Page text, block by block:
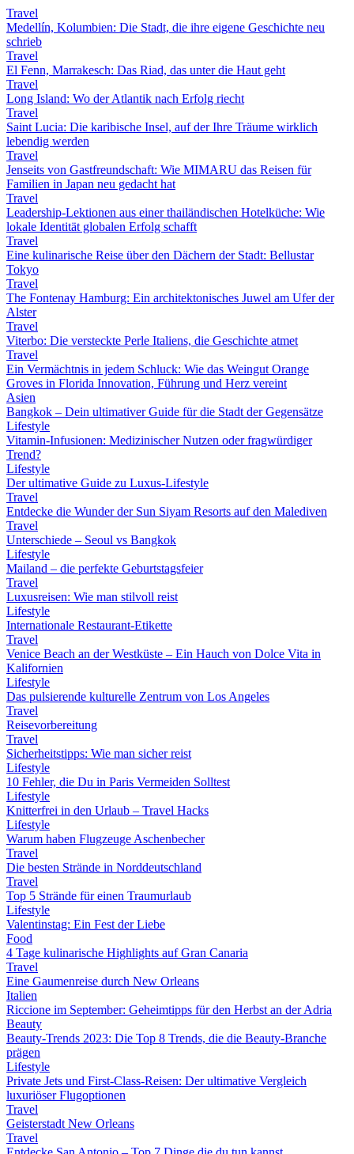
Travel
Medellín, Kolumbien: Die Stadt, die ihre eigene Geschichte neu
schrieb
Travel
El Fenn, Marrakesch: Das Riad, das unter die Haut geht
Travel
Long Island: Wo der Atlantik nach Erfolg riecht
Travel
Saint Lucia: Die karibische Insel, auf der Ihre Träume wirklich
lebendig werden
Travel
Jenseits von Gastfreundschaft: Wie MIMARU das Reisen für
Familien in Japan neu gedacht hat
Travel
Leadership-Lektionen aus einer thailändischen Hotelküche: Wie
lokale Identität globalen Erfolg schafft
Travel
Eine kulinarische Reise über den Dächern der Stadt: Bellustar
Tokyo
Travel
The Fontenay Hamburg: Ein architektonisches Juwel am Ufer der
Alster
Travel
Viterbo: Die versteckte Perle Italiens, die Geschichte atmet
Travel
Ein Vermächtnis in jedem Schluck: Wie das Weingut Orange
Groves in Florida Innovation, Führung und Herz vereint
Asien
Bangkok – Dein ultimativer Guide für die Stadt der Gegensätze
Lifestyle
Vitamin-Infusionen: Medizinischer Nutzen oder fragwürdiger
Trend?
Lifestyle
Der ultimative Guide zu Luxus-Lifestyle
Travel
Entdecke die Wunder der Sun Siyam Resorts auf den Malediven
Travel
Unterschiede – Seoul vs Bangkok
Lifestyle
Mailand – die perfekte Geburtstagsfeier
Travel
Luxusreisen: Wie man stilvoll reist
Lifestyle
Internationale Restaurant-Etikette
Travel
Venice Beach an der Westküste – Ein Hauch von Dolce Vita in
Kalifornien
Lifestyle
Das pulsierende kulturelle Zentrum von Los Angeles
Travel
Reisevorbereitung
Travel
Sicherheitstipps: Wie man sicher reist
Lifestyle
10 Fehler, die Du in Paris Vermeiden Solltest
Lifestyle
Knitterfrei in den Urlaub – Travel Hacks
Lifestyle
Warum haben Flugzeuge Aschenbecher
Travel
Die besten Strände in Norddeutschland
Travel
Top 5 Strände für einen Traumurlaub
Lifestyle
Valentinstag: Ein Fest der Liebe
Food
4 Tage kulinarische Highlights auf Gran Canaria
Travel
Eine Gaumenreise durch New Orleans
Italien
Riccione im September: Geheimtipps für den Herbst an der Adria
Beauty
Beauty-Trends 2023: Die Top 8 Trends, die die Beauty-Branche
prägen
Lifestyle
Private Jets und First-Class-Reisen: Der ultimative Vergleich
luxuriöser Flugoptionen
Travel
Geisterstadt New Orleans
Travel